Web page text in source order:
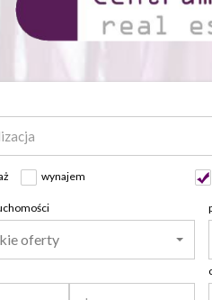
wynajem
oferty